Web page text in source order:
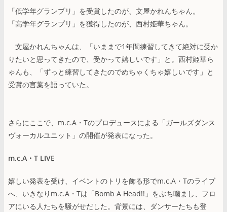
「低学年グランプリ」を受賞したのが、文屋かれんちゃん。
「高学年グランプリ」を獲得したのが、西村姫華ちゃん。
文屋かれんちゃんは、「いままで1年間練習してきて絶対に受か
りたいと思ってきたので、受かって嬉しいです」と。西村姫華ら
ゃんも、「ずっと練習してきたのでめちゃくちゃ嬉しいです」と
受賞の言葉を語っていた。
さらにここで、m.c.A・Tのプロデュースによる「ガールズダンス
ヴォーカルユニット」の開催が発表になった。
m.c.A・T LIVE
嬉しい発表を受け、イベントのトリを飾る形でm.c.A・Tのライブ
へ、いきなりm.c.A・Tは「Bomb A Head!!」をぶち噛まし、フロ
アにいる人たちを騒がせだした。背景には、ダンサーたちも登